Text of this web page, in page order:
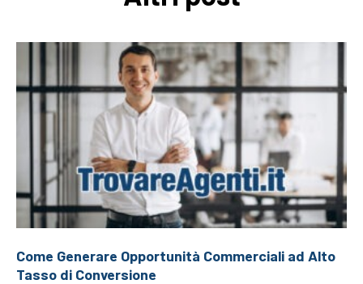
Come Generare Opportunità Commerciali ad Alto
Tasso di Conversione